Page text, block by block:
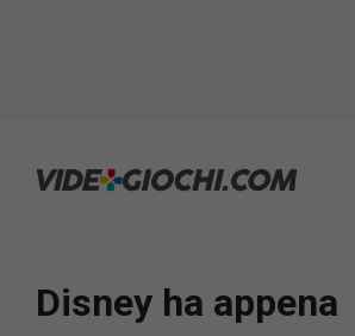
Disney ha appena